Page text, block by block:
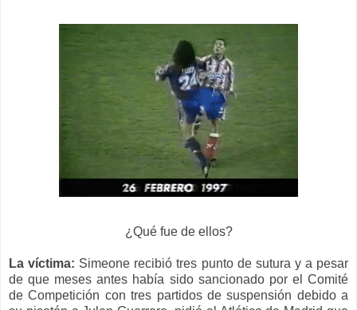
¿Qué fue de ellos?
La víctima: Simeone recibió tres punto de sutura y a pesar
de que meses antes había sido sancionado por el Comité
de Competición con tres partidos de suspensión debido a